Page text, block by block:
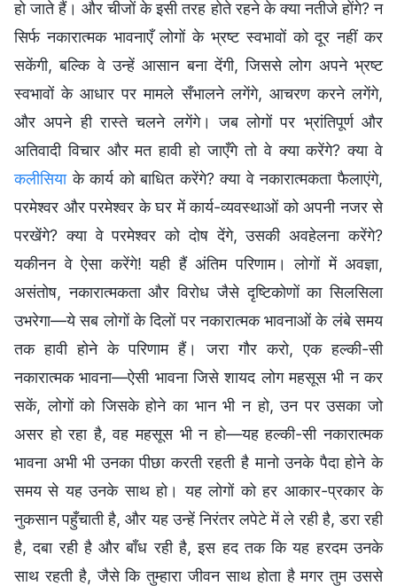
हो जाते हैं। और चीजों के इसी तरह होते रहने के क्या नतीजे होंगे? न
सिर्फ नकारात्मक भावनाएँ लोगों के भ्रष्ट स्वभावों को दूर नहीं कर
सकेंगी, बल्कि वे उन्हें आसान बना देंगी, जिससे लोग अपने भ्रष्ट
स्वभावों के आधार पर मामले सँभालने लगेंगे, आचरण करने लगेंगे,
और अपने ही रास्ते चलने लगेंगे। जब लोगों पर भ्रांतिपूर्ण और
अतिवादी विचार और मत हावी हो जाएँगे तो वे क्या करेंगे? क्या वे
कलीसियाके कार्य को बाधित करेंगे? क्या वे नकारात्मकता फैलाएंगे,
परमेश्वर और परमेश्वर के घर में कार्य-व्यवस्थाओं को अपनी नजर से
परखेंगे? क्या वे परमेश्वर को दोष देंगे, उसकी अवहेलना करेंगे?
यकीनन वे ऐसा करेंगे! यही हैं अंतिम परिणाम। लोगों में अवज्ञा,
असंतोष, नकारात्मकता और विरोध जैसे दृष्टिकोणों का सिलसिला
उभरेगा—ये सब लोगों के दिलों पर नकारात्मक भावनाओं के लंबे समय
तक हावी होने के परिणाम हैं। जरा गौर करो, एक हल्की-सी
नकारात्मक भावना—ऐसी भावना जिसे शायद लोग महसूस भी न कर
सकें, लोगों को जिसके होने का भान भी न हो, उन पर उसका जो
असर हो रहा है, वह महसूस भी न हो—यह हल्की-सी नकारात्मक
भावना अभी भी उनका पीछा करती रहती है मानो उनके पैदा होने के
समय से यह उनके साथ हो। यह लोगों को हर आकार-प्रकार के
नुकसान पहुँचाती है, और यह उन्हें निरंतर लपेटे में ले रही है, डरा रही
है, दबा रही है और बाँध रही है, इस हद तक कि यह हरदम उनके
साथ रहती है, जैसे कि तुम्हारा जीवन साथ होता है मगर तुम उससे